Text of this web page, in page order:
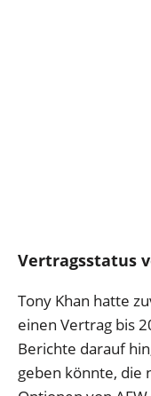
Vertragsstatus
Tony Khan hatte
einen Vertrag bis
Berichte darauf
geben könnte, die